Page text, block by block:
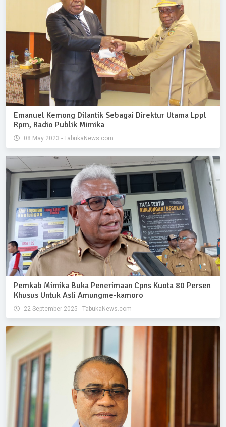
Emanuel Kemong Dilantik Sebagai Direktur Utama Lppl
Rpm, Radio Publik Mimika
08 May 2023 - TabukaNews.com
Pemkab Mimika Buka Penerimaan Cpns Kuota 80 Persen
Khusus Untuk Asli Amungme-kamoro
22 September 2025 - TabukaNews.com